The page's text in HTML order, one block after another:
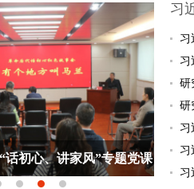
话初心、讲家风”专题党课 “厚
习
习
习
研
研
习
习
习